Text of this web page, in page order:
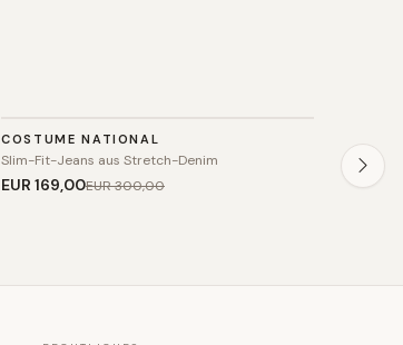
SALE
COSTUME NATIONAL
Slim-Fit-Jeans aus Stretch-Denim
EUR 169,00EUR 300,00
SALE
Schmale
EUR 60